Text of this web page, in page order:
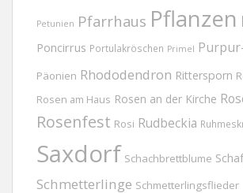
Petunien Pfarrhaus Pflanzen
Poncirrus Portulakröschen Primel
Päonien Rhododendron Rittersporn
Rosen am Haus Rosen an der Kirche
Rosenfest Rosi Rudbeckia
Saxdorf Schachbrettblume
Schmetterlinge Schmetterlingsflieder